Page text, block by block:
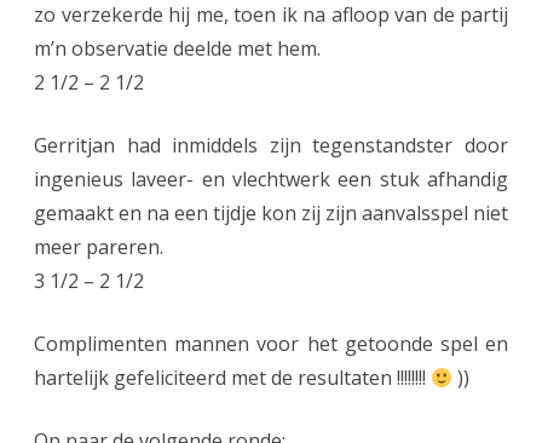
zo verzekerde hij me, toen ik na afloop van de partij
m’n observatie deelde met hem.
2 1/2 – 2 1/2
Gerritjan had inmiddels zijn tegenstandster door
ingenieus laveer- en vlechtwerk een stuk afhandig
gemaakt en na een tijdje kon zij zijn aanvalsspel niet
meer pareren.
3 1/2 – 2 1/2
Complimenten mannen voor het getoonde spel en
hartelijk gefeliciteerd met de resultaten !!!!!!!!
))